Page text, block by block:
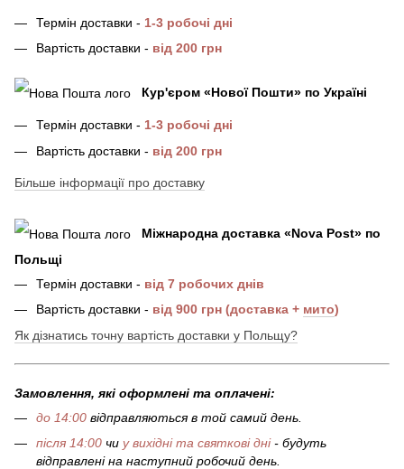
Термін доставки - 1-3 робочі дні
Вартість доставки - від 200 грн
Кур'єром «Нової Пошти» по Україні
Термін доставки - 1-3 робочі дні
Вартість доставки - від 200 грн
Більше інформації про доставку
Міжнародна доставка «Nova Post» по
Польщі
Термін доставки - від 7 робочих днів
Вартість доставки - від 900 грн (доставка + мито)
Як дізнатись точну вартість доставки у Польщу?
Замовлення, які оформлені та оплачені:
до 14:00 відправляються в той самий день.
після 14:00 чи у вихідні та святкові дні- будуть
відправлені на наступний робочий день.